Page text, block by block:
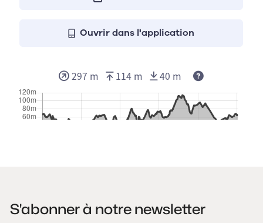
S'abonner à notre newsletter